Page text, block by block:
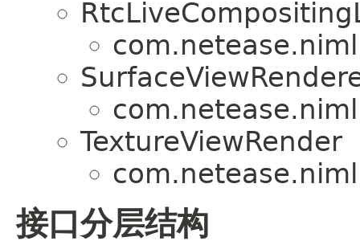
TextureViewRender
接口分层结构